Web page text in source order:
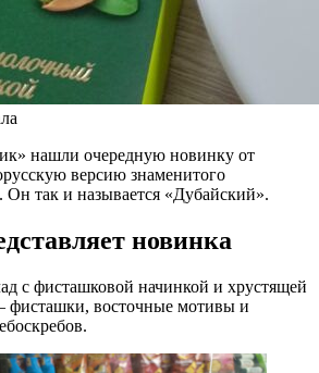
нашли очередную новинку от
версию знаменитого
Он так и называется «Дубайский».
новинка
с фисташковой начинкой и хрустящей
фисташки, восточные мотивы и